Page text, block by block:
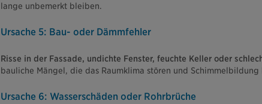
lange unbemerkt bleiben.
Ursache 5: Bau- oder Dämmfehler
Risse in der Fassade, undichte Fenster, feuchte Keller oder
bauliche Mängel, die das Raumklima stören und
Ursache 6: Wasserschäden oder Rohrbrüche